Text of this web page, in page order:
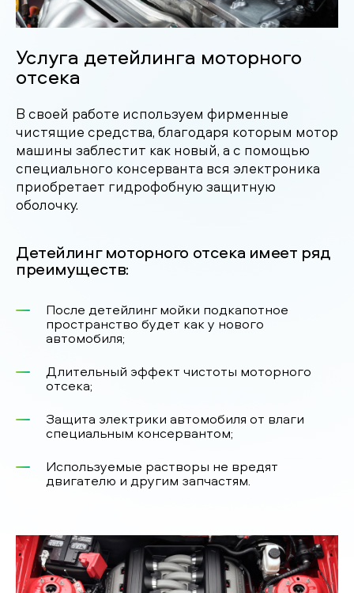
Услуга детейлинга моторного
отсека
В своей работе используем фирменные
чистящие средства, благодаря которым мотор
машины заблестит как новый, а с помощью
специального консерванта вся электроника
приобретает гидрофобную защитную
оболочку.
Детейлинг моторного отсека имеет ряд
преимуществ:
После детейлинг мойки подкапотное
пространство будет как у нового
автомобиля;
Длительный эффект чистоты моторного
отсека;
Защита электрики автомобиля от влаги
специальным консервантом;
Используемые растворы не вредят
двигателю и другим запчастям.